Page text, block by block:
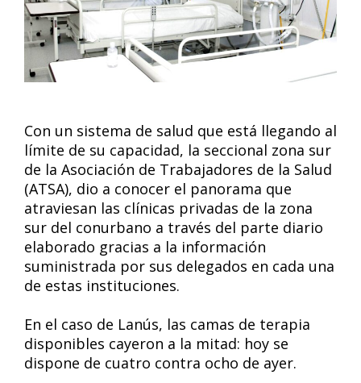
Con un sistema de salud que está llegando al
límite de su capacidad, la seccional zona sur
de la Asociación de Trabajadores de la Salud
(ATSA), dio a conocer el panorama que
atraviesan las clínicas privadas de la zona
sur del conurbano a través del parte diario
elaborado gracias a la información
suministrada por sus delegados en cada una
de estas instituciones.
En el caso de Lanús, las camas de terapia
disponibles cayeron a la mitad: hoy se
dispone de cuatro contra ocho de ayer.